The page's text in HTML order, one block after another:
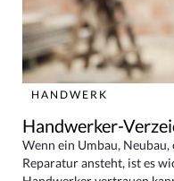
HANDWERK
Handwerker-
Wenn ein Umbau,
Reparatur ansteht, ist es